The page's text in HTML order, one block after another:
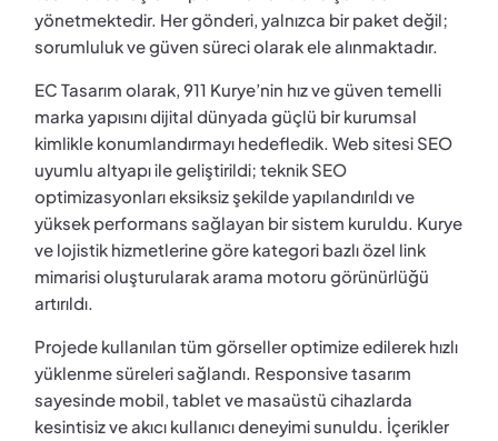
yönetmektedir. Her gönderi, yalnızca bir paket değil;
sorumluluk ve güven süreci olarak ele alınmaktadır.
EC Tasarım olarak, 911 Kurye’nin hız ve güven temelli
marka yapısını dijital dünyada güçlü bir kurumsal
kimlikle konumlandırmayı hedefledik. Web sitesi SEO
uyumlu altyapı ile geliştirildi; teknik SEO
optimizasyonları eksiksiz şekilde yapılandırıldı ve
yüksek performans sağlayan bir sistem kuruldu. Kurye
ve lojistik hizmetlerine göre kategori bazlı özel link
mimarisi oluşturularak arama motoru görünürlüğü
artırıldı.
Projede kullanılan tüm görseller optimize edilerek hızlı
yüklenme süreleri sağlandı. Responsive tasarım
sayesinde mobil, tablet ve masaüstü cihazlarda
kesintisiz ve akıcı kullanıcı deneyimi sunuldu. İçerikler